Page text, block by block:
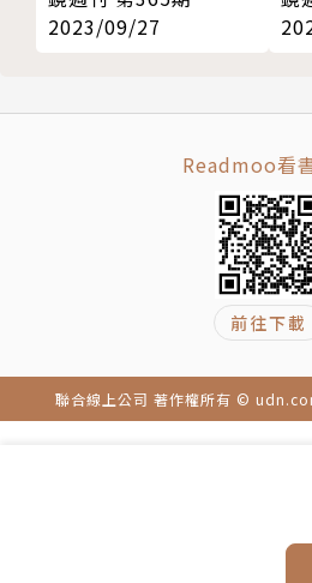
鏡相人間‧李玟萱
062 百戶裝潢爆爛尾8千萬恐蒸
專家揭裝修業3黑洞與自保關鍵
066 怕被裁員逼出財商力
工程師靠期權助攻資產滾6倍
錶誌‧陳哲民
2023/09/27
Readmoo看
前往下載
聯合線上公司 著作權所有 ©